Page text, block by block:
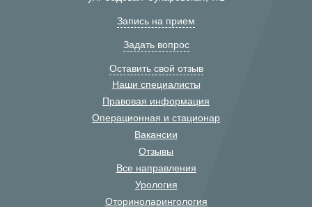
Запись на прием
Задать вопрос
Оставить свой отзыв
Наши специалисты
Правовая информация
Операционная и стационар
Вакансии
Отзывы
Все направления
Урология
Оториноларингология